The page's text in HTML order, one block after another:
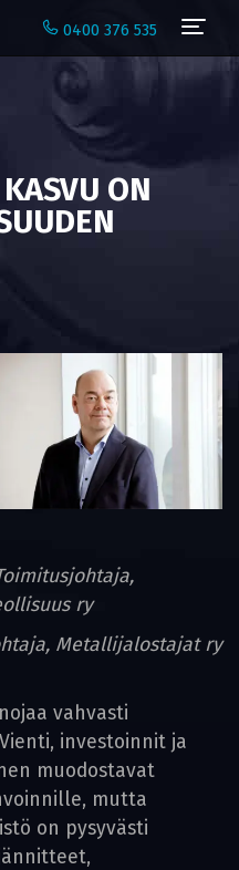
0400 376 535
ON
ry
Metallijalostajat ry
vahvasti
investoinnit ja
muodostavat
mutta
on pysyvästi